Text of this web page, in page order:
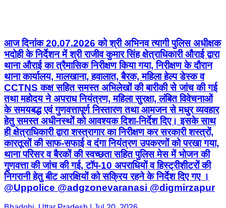
आज दिनांक 20.07.2026 को श्री अभिनव त्यागी पुलिस अधीक्षक
भदोही के निर्देशन में श्री राजीव कुमार सिंह क्षेत्राधिकारी औराई द्वारा
थाना औराई का त्रैमासिक निरीक्षण किया गया, निरीक्षण के दौरान
थाना कार्यालय, मालखाना, हवालात, बैरक, महिला हेल्प डेस्क व
CCTNS कक्ष सहित समस्त अभिलेखों की बारीकी से जांच की गई
तथा महोदय ने अपराध नियंत्रण, महिला सुरक्षा, लंबित विवेचनाओं
के समयबद्ध एवं गुणवत्तापूर्ण निस्तारण तथा आमजन से मधुर व्यवहार
हेतु समस्त अधीनस्थों को आवश्यक दिशा-निर्देश दिए। इसके साथ
ही क्षेत्राधिकारी द्वारा शस्त्रागार का निरीक्षण कर सरकारी शस्त्रों,
कारतूसों की साफ-सफाई व दंगा नियंत्रण उपकरणों को परखा गया,
थाना परिसर व बैरकों की स्वच्छता सहित पुलिस मेस में भोजन की
गुणवत्ता की जांच की गई, टॉप-10 अपराधियों व हिस्ट्रीशीटरों की
निगरानी हेतु बीट आरक्षियों को सक्रिय रहने के निर्देश दिए गए ।
@Uppolice @adgzonevaranasi @digmirzapur